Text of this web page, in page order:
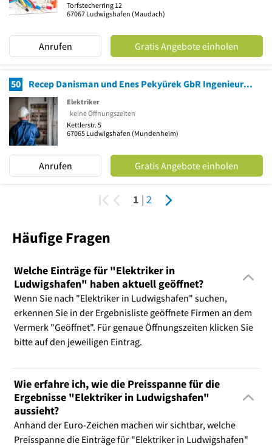
Torfstecherring 12
67067 Ludwigshafen (Maudach)
Anrufen Gratis Angebote einholen
50 Recep Danisman und Enes Pekyürek GbR Ingenieurbüro nkz
Elektriker
keine Öffnungszeiten
Kettlerstr. 5
67065 Ludwigshafen (Mundenheim)
Anrufen Gratis Angebote einholen
1 | 2
Häufige Fragen
Welche Einträge für "Elektriker in
Ludwigshafen" haben aktuell geöffnet?
Wenn Sie nach "Elektriker in Ludwigshafen" suchen,
erkennen Sie in der Ergebnisliste geöffnete Firmen an dem
Vermerk "Geöffnet". Für genaue Öffnungszeiten klicken Sie
bitte auf den jeweiligen Eintrag.
Wie erfahre ich, wie die Preisspanne für die
Ergebnisse "Elektriker in Ludwigshafen"
aussieht?
Anhand der Euro-Zeichen machen wir sichtbar, welche
Preisspanne die Einträge für "Elektriker in Ludwigshafen"